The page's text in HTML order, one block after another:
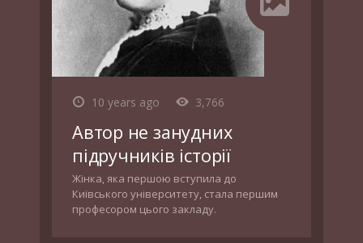
10 years ago 3,766
Автор не занудних
підручників історії
Жінка, яка першою вступила до
Київського університету, стала першим
професором цього закладу.